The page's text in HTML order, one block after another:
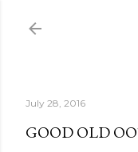
July 28, 2016
GOOD OLD